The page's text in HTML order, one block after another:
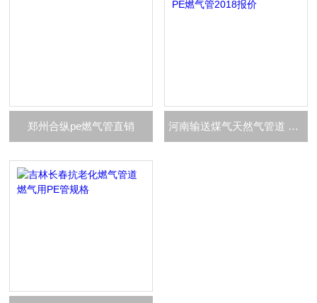
郑州合纵pe燃气管直销 河南输送煤气天然气管道 PE燃气管2018报价